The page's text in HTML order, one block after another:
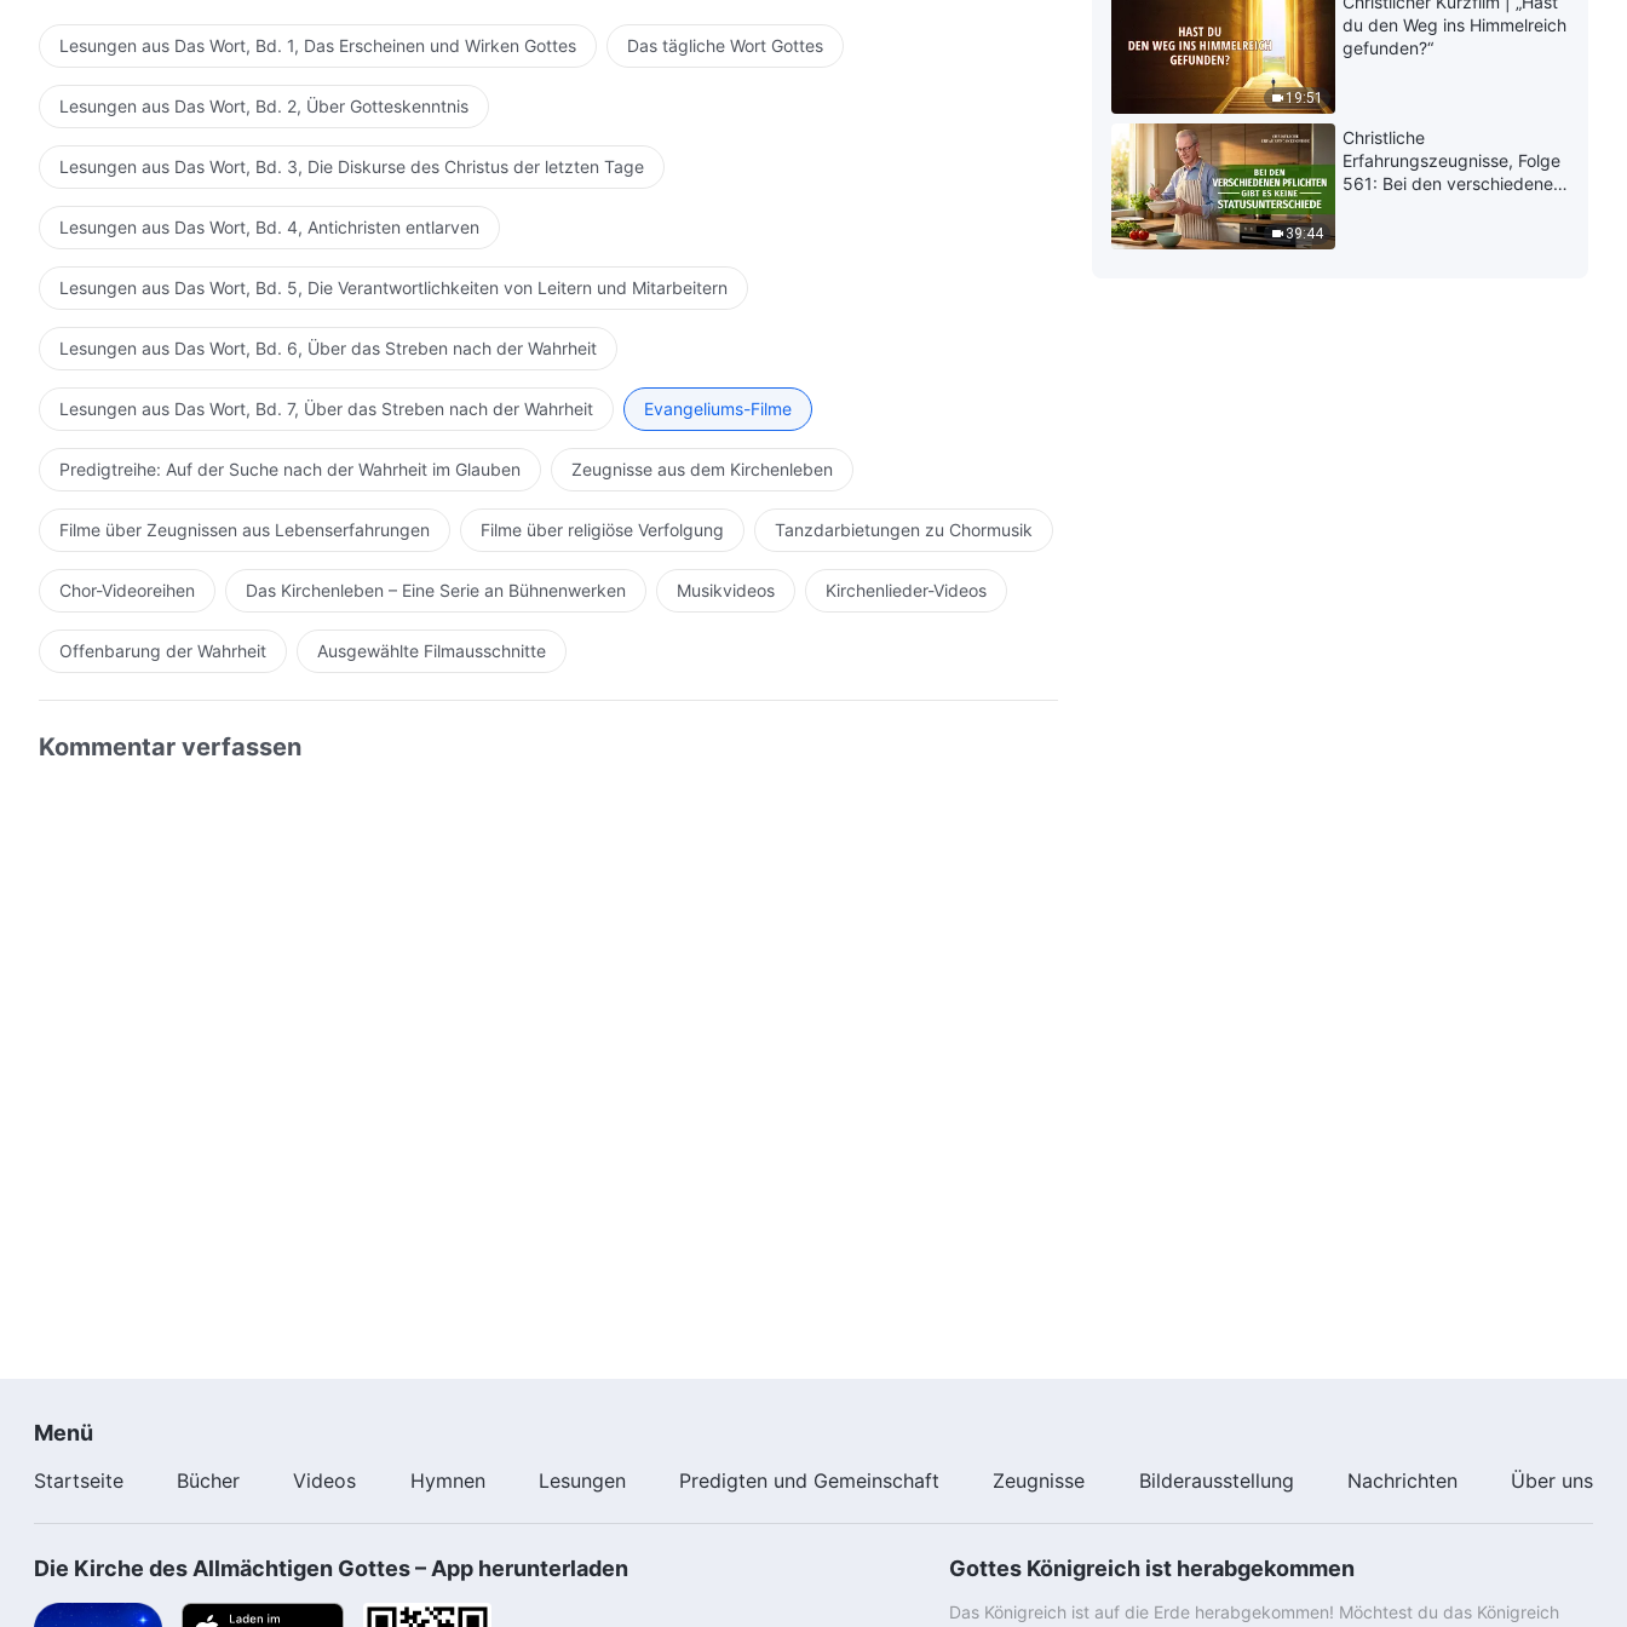
Lesungen aus Das Wort, Bd. 1, Das Erscheinen und Wirken Gottes Das tägliche Wort Gottes
Lesungen aus Das Wort, Bd. 2, Über Gotteskenntnis
Lesungen aus Das Wort, Bd. 3, Die Diskurse des Christus der letzten Tage
Lesungen aus Das Wort, Bd. 4, Antichristen entlarven
Lesungen aus Das Wort, Bd. 5, Die Verantwortlichkeiten von Leitern und Mitarbeitern
Lesungen aus Das Wort, Bd. 6, Über das Streben nach der Wahrheit
Lesungen aus Das Wort, Bd. 7, Über das Streben nach der Wahrheit Evangeliums-Filme
Predigtreihe: Auf der Suche nach der Wahrheit im Glauben Zeugnisse aus dem Kirchenleben
Filme über Zeugnissen aus Lebenserfahrungen Filme über religiöse Verfolgung Tanzdarbietungen zu Chormusik
Chor-Videoreihen Das Kirchenleben – Eine Serie an Bühnenwerken Musikvideos Kirchenlieder-Videos
Offenbarung der Wahrheit Ausgewählte Filmausschnitte
Kommentar verfassen
Gottes eintreten?
19:51
du den Weg ins Himmelreich
gefunden?“
39:44
Christliche
Erfahrungszeugnisse, Folge
561: Bei den verschiedenen
Menü
Startseite Bücher Videos Hymnen Lesungen Predigten und Gemeinschaft Zeugnisse Bilderausstellung Nachrichten Über uns
Die Kirche des Allmächtigen Gottes – App herunterladen Gottes Königreich ist herabgekommen
Das Königreich ist auf die Erde herabgekommen! Möchtest du das Königreich